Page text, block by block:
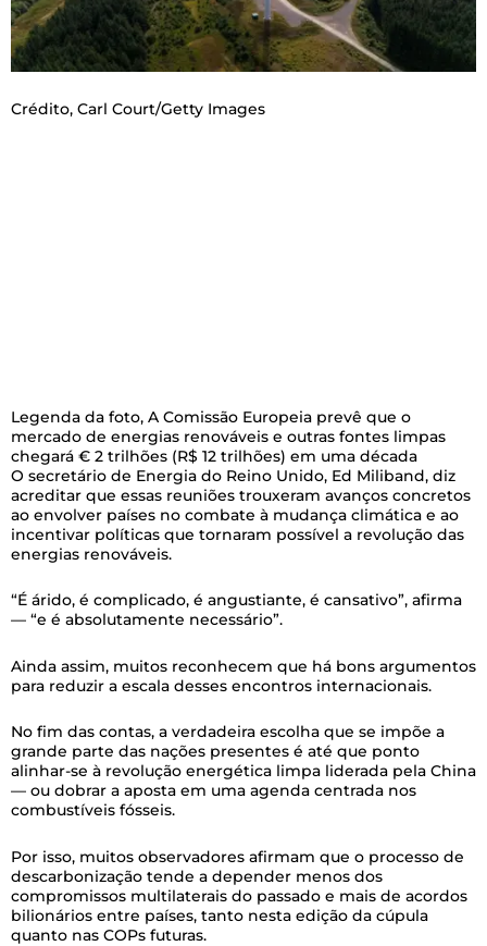
Crédito, Carl Court/Getty Images
Legenda da foto, A Comissão Europeia prevê que o
mercado de energias renováveis e outras fontes limpas
chegará € 2 trilhões (R$ 12 trilhões) em uma década
O secretário de Energia do Reino Unido, Ed Miliband, diz
acreditar que essas reuniões trouxeram avanços concretos
ao envolver países no combate à mudança climática e ao
incentivar políticas que tornaram possível a revolução das
energias renováveis.
“É árido, é complicado, é angustiante, é cansativo”, afirma
— “e é absolutamente necessário”.
Ainda assim, muitos reconhecem que há bons argumentos
para reduzir a escala desses encontros internacionais.
No fim das contas, a verdadeira escolha que se impõe a
grande parte das nações presentes é até que ponto
alinhar-se à revolução energética limpa liderada pela China
— ou dobrar a aposta em uma agenda centrada nos
combustíveis fósseis.
Por isso, muitos observadores afirmam que o processo de
descarbonização tende a depender menos dos
compromissos multilaterais do passado e mais de acordos
bilionários entre países, tanto nesta edição da cúpula
quanto nas COPs futuras.